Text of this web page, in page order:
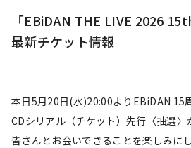
「EBiDAN THE LIVE 2026
最新チケット情報
本日5月20日(水)20:00よりEBiDAN 15
CDシリアル（チケット）先行〈抽選〉
皆さんとお会いできることを楽しみに